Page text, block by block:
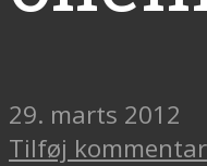
29. marts 2012
Tilføj kommentar